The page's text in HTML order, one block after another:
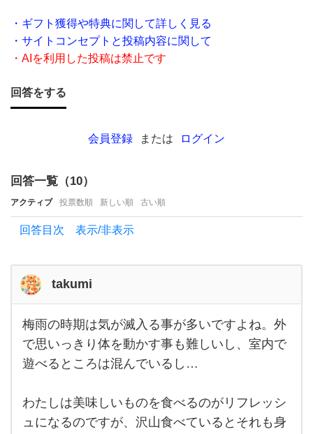
だ
さ
6月
は梅
で
か
つ、
休日
や祝
日が
1
・ギフト獲得や特典に関して詳しく見る
・サイトコンセプトと投稿内容に関して
・AIを利用した投稿は禁止です
回答をする
会員登録 または ログイン
回答一覧（10）
アクティブ 投票数順 新しい順 古い順
回答目次 表示/非表示
takumi
梅雨
の時
期は
気が
が多
いで
すよ
梅雨の時期は気が滅入る事が多いですよね。外
で思いっきり体を動かす事も難しいし、室内で
遊べるところは混んでいるし…
わたしは美味しいものを食べるのがリフレッシ
ュになるのですが、沢山食べているとそれも身